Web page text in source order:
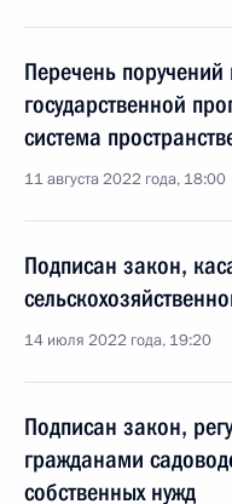
Перечень
государственной
система
11 августа 2022 года, 18:00
Подписан закон,
14 июля 2022 года, 19:20
Подписан закон,
гражданами
собственных нужд